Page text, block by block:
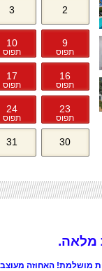
2
3
9
תפוס
10
תפוס
16
תפוס
17
תפוס
23
תפוס
24
תפוס
30
31
מלאה.
האחוזה מעוצבת